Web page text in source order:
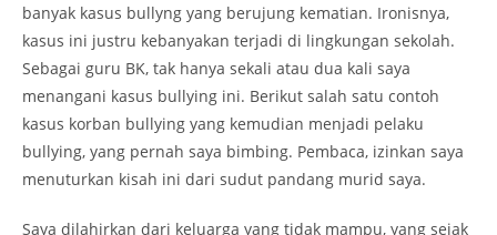
banyak kasus bullyng yang berujung kematian. Ironisnya,
kasus ini justru kebanyakan terjadi di lingkungan sekolah.
Sebagai guru BK, tak hanya sekali atau dua kali saya
menangani kasus bullying ini. Berikut salah satu contoh
kasus korban bullying yang kemudian menjadi pelaku
bullying, yang pernah saya bimbing. Pembaca, izinkan saya
menuturkan kisah ini dari sudut pandang murid saya.
Saya dilahirkan dari keluarga yang tidak mampu, yang sejak